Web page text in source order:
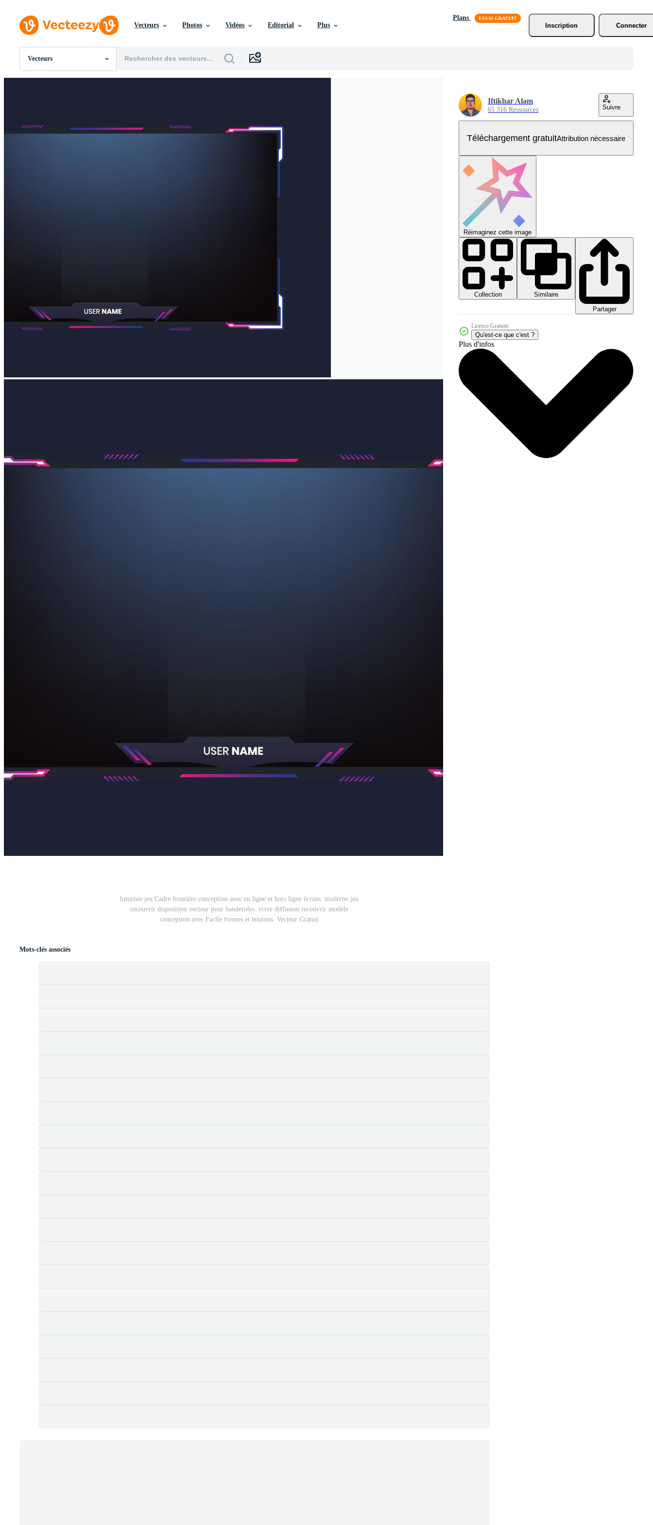
Vecteurs Photos Vidéos Editorial Plus
Plans
Inscription
Connecter
Vecteurs
Toutes Images
Modèles
Vecteurs
futuriste jeu Cadre frontière conception avec en ligne et hors ligne écrans. moderne jeu
recouvrir disposition vecteur pour banderoles. vivre diffusion recouvrir modèle
conception avec Facile formes et boutons. Vecteur Gratuit
Iftikhar Alam
65 316 Ressources Suivre
Téléchargement gratuitAttribution nécessaire
Réimaginez cette image
Collection
Similaire
Partager
Licence Gratuite
Qu'est-ce que c'est ?
Plus d'infos
Mots-clés associés